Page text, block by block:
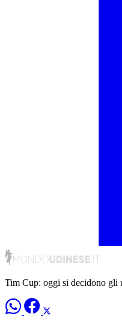
Tim Cup: oggi si decidono gli